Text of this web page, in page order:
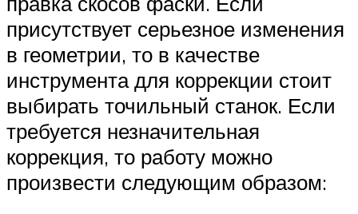
присутствует серьезное изменения
в геометрии, то в качестве
инструмента для коррекции стоит
выбирать точильный станок. Если
требуется незначительная
коррекция, то работу можно
произвести следующим образом: